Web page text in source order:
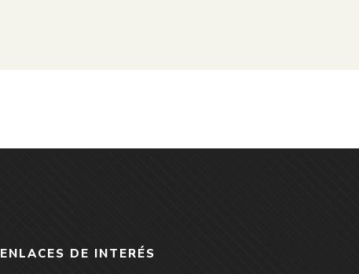
ENLACES DE INTERÉS